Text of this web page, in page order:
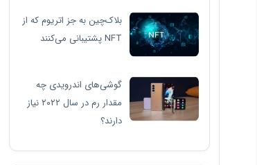
بلاک‌چین به جز اتریوم که از
NFT پشتیبانی می‌کنند
گوشی‌های اندرویدی چه
مقدار رم در سال ۲۰۲۲ نیاز
دارند؟